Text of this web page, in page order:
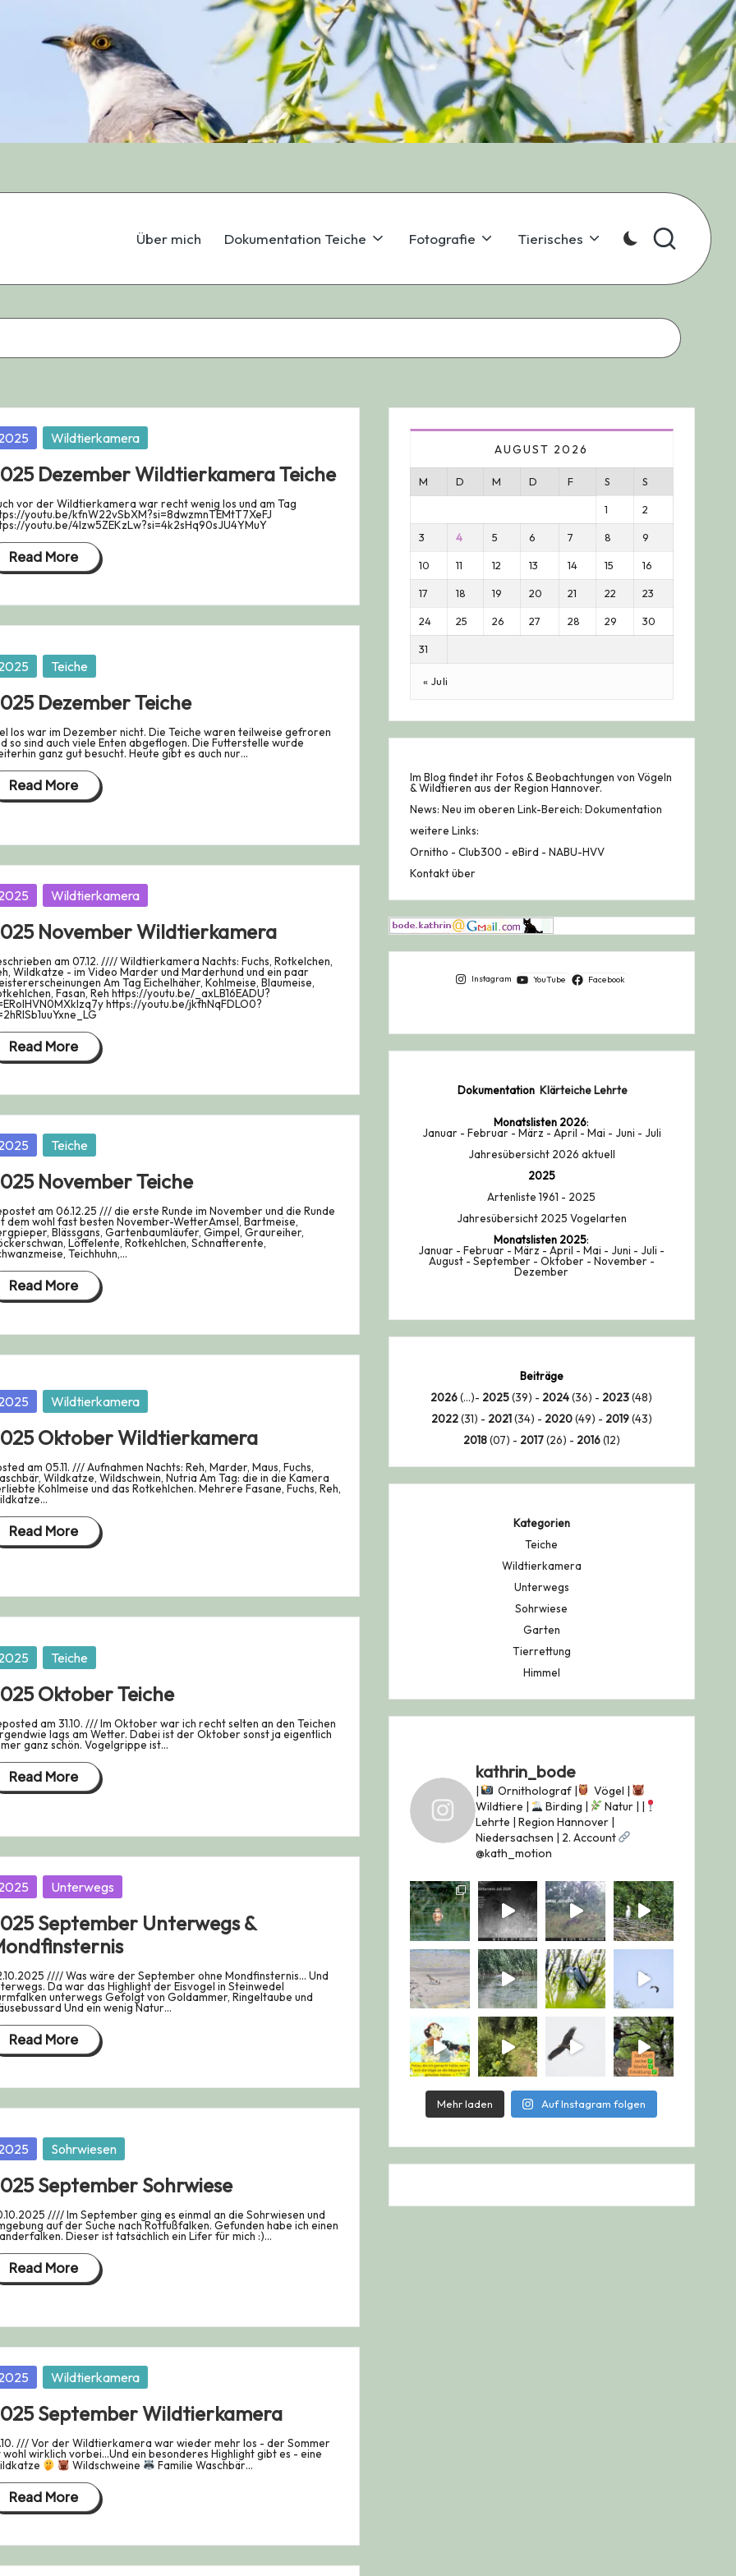
Über mich Dokumentation Teiche Fotografie Tierisches
Wildtierkamera
Dezember Wildtierkamera Teiche
vor der Wildtierkamera war recht wenig los und am Tag
youtu.be/kfnW22vSbXM?si=8dwzmnTEMtT7XeFJ
youtu.be/4Izw5ZEKzLw?si=4k2sHq90sJU4YMuY
Read More
Teiche
Dezember Teiche
los war im Dezember nicht. Die Teiche waren teilweise gefroren
so sind auch viele Enten abgeflogen. Die Futterstelle wurde
ganz gut besucht. Heute gibt es auch nur…
Read More
Wildtierkamera
November Wildtierkamera
am 07.12. //// Wildtierkamera Nachts: Fuchs, Rotkelchen,
Wildkatze - im Video Marder und Marderhund und ein paar
Am Tag Eichelhäher, Kohlmeise, Blaumeise,
Fasan, Reh https://youtu.be/_axLB16EADU?
https://youtu.be/jkfhNqFDLO0?
Read More
Teiche
November Teiche
am 06.12.25 /// die erste Runde im November und die Runde
dem wohl fast besten November-WetterAmsel, Bartmeise,
Blässgans, Gartenbaumläufer, Gimpel, Graureiher,
Löffelente, Rotkehlchen, Schnatterente,
Teichhuhn,…
Read More
Wildtierkamera
Oktober Wildtierkamera
am 05.11. /// Aufnahmen Nachts: Reh, Marder, Maus, Fuchs,
Wildkatze, Wildschwein, Nutria Am Tag: die in die Kamera
Kohlmeise und das Rotkehlchen. Mehrere Fasane, Fuchs, Reh,
Read More
Teiche
Oktober Teiche
am 31.10. /// Im Oktober war ich recht selten an den Teichen
lags am Wetter. Dabei ist der Oktober sonst ja eigentlich
ganz schön. Vogelgrippe ist…
Read More
Unterwegs
September Unterwegs &
//// Was wäre der September ohne Mondfinsternis... Und
Da war das Highlight der Eisvogel in Steinwedel
unterwegs Gefolgt von Goldammer, Ringeltaube und
Und ein wenig Natur…
Read More
Sohrwiesen
September Sohrwiese
//// Im September ging es einmal an die Sohrwiesen und
auf der Suche nach Rotfußfalken. Gefunden habe ich einen
Dieser ist tatsächlich ein Lifer für mich :)…
Read More
Wildtierkamera
September Wildtierkamera
/// Vor der Wildtierkamera war wieder mehr los - der Sommer
wohl wirklich vorbei...Und ein besonderes Highlight gibt es - eine
Wildschweine Familie Waschbär…
Read More
AUGUST 2026
M D M D F S S
1 2
3 4 5 6 7 8 9
10 11 12 13 14 15 16
17 18 19 20 21 22 23
24 25 26 27 28 29 30
31
« Juli
Im Blog findet ihr Fotos & Beobachtungen von Vögeln
& Wildtieren aus der Region Hannover.
News: Neu im oberen Link-Bereich: Dokumentation
weitere Links:
Ornitho - Club300 - eBird - NABU-HVV
Kontakt über
Instagram YouTube Facebook
Dokumentation Klärteiche Lehrte
Monatslisten 2026:
Januar - Februar - März - April - Mai - Juni - Juli
Jahresübersicht 2026 aktuell
2025
Artenliste 1961 - 2025
Jahresübersicht 2025 Vogelarten
Monatslisten 2025:
Januar -Februar -März -April -Mai - Juni - Juli -
August- September - Oktober - November -
Dezember
Beiträge
2026 (...)- 2025(39) - 2024(36) - 2023 (48)
2022(31) - 2021(34) - 2020(49) - 2019(43)
2018(07) - 2017(26) - 2016(12)
Kategorien
Teiche
Wildtierkamera
Unterwegs
Sohrwiese
Garten
Tierrettung
Himmel
kathrin_bode
| Ornitholograf |
Vögel |
Wildtiere |
Birding | Natur | |
Lehrte | Region Hannover |
Niedersachsen | 2. Account
@kath_motion
Mehr laden Auf Instagram folgen